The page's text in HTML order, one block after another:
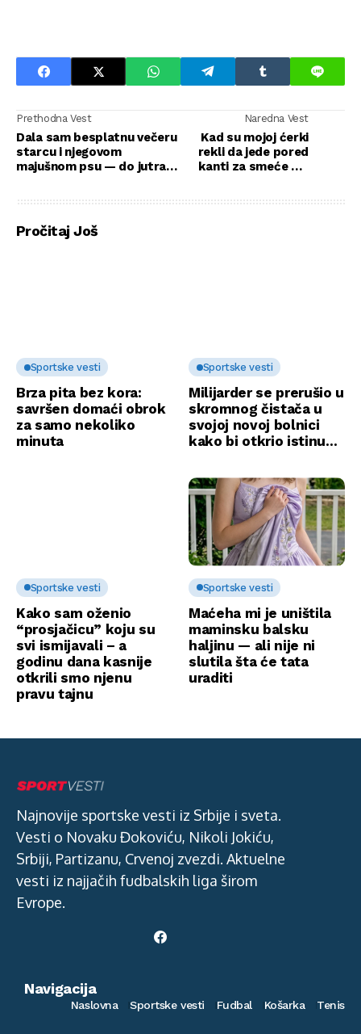
Prethodna Vest
Dala sam besplatnu večeru
starcu i njegovom
majušnom psu — do jutra
Naredna Vest
Kad su mojoj ćerki
rekli da jede pored
kanti za smeće — i
Pročitaj Još
Sportske vesti
Brza pita bez kora:
savršen domaći obrok
za samo nekoliko
minuta
Sportske vesti
Milijarder se prerušio u
skromnog čistača u
svojoj novoj bolnici
kako bi otkrio istinu…
Sportske vesti
Kako sam oženio
“prosjačicu” koju su
svi ismijavali – a
godinu dana kasnije
otkrili smo njenu
pravu tajnu
Sportske vesti
Maćeha mi je uništila
maminsku balsku
haljinu — ali nije ni
slutila šta će tata
uraditi
Najnovije sportske vesti iz Srbije i sveta.
Vesti o Novaku Đokoviću, Nikoli Jokiću,
Srbiji, Partizanu, Crvenoj zvezdi. Aktuelne
vesti iz najjačih fudbalskih liga širom
Evrope.
Navigacija
Naslovna Sportske vesti Fudbal Košarka Tenis